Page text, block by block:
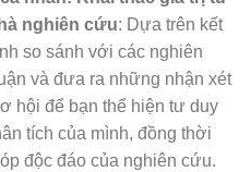
nghiên cứu: Dựa trên kết
so sánh với các nghiên
và đưa ra những nhận xét
hội để bạn thể hiện tư duy
tích của mình, đồng thời
độc đáo của nghiên cứu.